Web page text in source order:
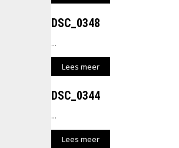
DSC_0348
...
Lees meer
DSC_0344
...
Lees meer